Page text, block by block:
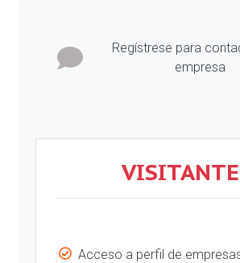
Regístrese para
empresa
VISITANTE
Acceso a perfil de